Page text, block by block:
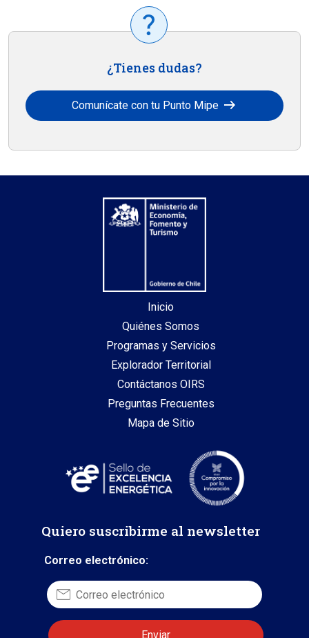
¿Tienes dudas?
Comunícate con tu Punto Mipe arrow_right_alt
Inicio
Quiénes Somos
Programas y Servicios
Explorador Territorial
Contáctanos OIRS
Preguntas Frecuentes
Mapa de Sitio
Quiero suscribirme al newsletter
Correo electrónico: